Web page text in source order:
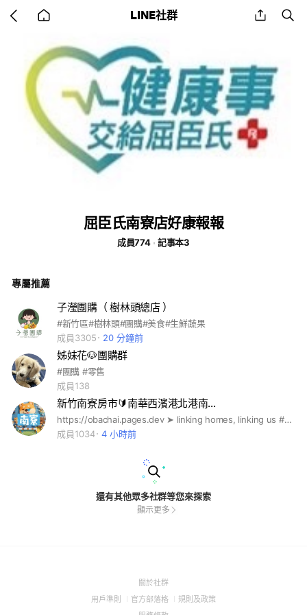
back LINE社群 share
屈臣氏南寮店好康報報
成員774 記事本3
專屬推薦
子瀅團購（ 樹林頭總店 ）
#新竹區#樹林頭#團購#美食#生鮮蔬果
成員3305
20 分鐘前
姊妹花🐶團購群
#團購 #零售
成員138
新竹南寮房市🔰南華西濱港北港南…
https://obachai.pages.dev ➤ linking homes, linking us #歐巴柴 #新青安 #央行第七波 #限貸令 #信用管制 #虛坪改革 #實坪制 #台積宅 #都更 #實價登錄 #房地合一 #囤房稅 #竹北預售屋 #竹北新成屋 #竹北中古屋 #竹北二手屋 #竹科購屋 #竹北買房 #竹北租房 #竹北首購 #竹北換屋 #竹北大樓 #竹北透天 #竹北重劃區 #竹北宏匯 #竹科效應 #竹北買房 #竹科生活圈 #竹北蛋黃區 #竹科廠區 #台元租屋 #寶佳 #佳陞 #佳展 #佳泰 #佳群 #佳晟 #佳福 #佳昂 #佳順 #佳鈜 #佳鏵 #佳昕 #佳瓚 #佳友 #佳峻 #佳鋐 #佳瑞 #櫻花 #皇普 #合康 #和築 #鴻築 #合新 #坤山 #大硯 #合石 #惠宇 #昌益 #豐邑 #新家華 #浩瀚 #德鑫 #鼎毅 #禾寅 #澤緣 #富宇 #椰林 #新業 #鴻柏 #鴻慶 #金弘 #紅樹 #韋順 #展才 #展藝 #上德 #美居 #又一山 #旭唐 #海悅
成員1034
4 小時前
還有其他眾多社群等您來探索
顯示更多
關於社群(Open
用戶準則
(Open
官方部落格
(Open
規則及政策(Open